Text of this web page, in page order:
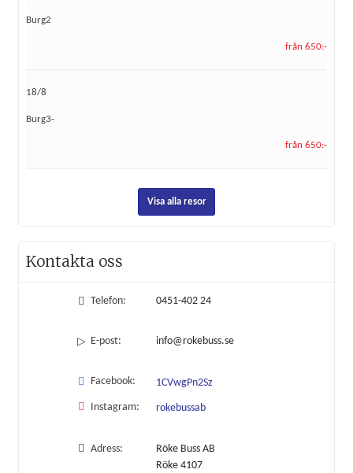
Burg2
från 650:-
18/8
Burg3-
från 650:-
Visa alla resor
Kontakta oss
Telefon: 0451-402 24
E-post: info@rokebuss.se
Facebook: 1CVwgPn2Sz
Instagram: rokebussab
Adress:
Röke Buss AB
Röke 4107